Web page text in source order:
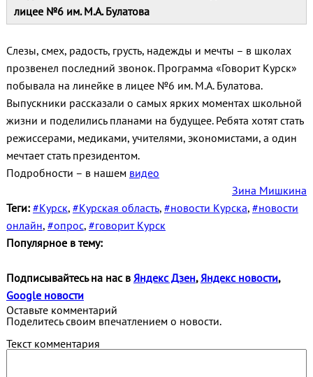
лицее №6 им. М.А. Булатова
Слезы, смех, радость, грусть, надежды и мечты – в школах
прозвенел последний звонок. Программа «Говорит Курск»
побывала на линейке в лицее №6 им. М.А. Булатова.
Выпускники рассказали о самых ярких моментах школьной
жизни и поделились планами на будущее. Ребята хотят стать
режиссерами, медиками, учителями, экономистами, а один
мечтает стать президентом.
Подробности – в нашем видео
Зина Мишкина
Теги: #Курск, #Курская область, #новости Курска, #новости
онлайн, #опрос, #говорит Курск
Популярное в тему:
Подписывайтесь на нас в Яндекс Дзен,Яндекс новости,
Google новости
Оставьте комментарий
Поделитесь своим впечатлением о новости.
Текст комментария